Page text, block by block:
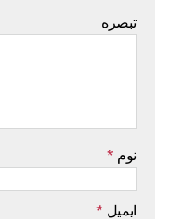
تبصره
نوم *
ایمیل *